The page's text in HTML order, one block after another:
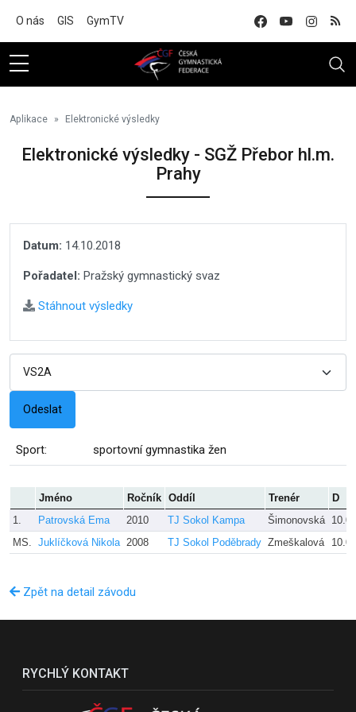
O nás GIS GymTV
Aplikace Elektronické výsledky
Elektronické výsledky - SGŽ Přebor hl.m.
Prahy
Datum: 14.10.2018
Pořadatel: Pražský gymnastický svaz
Stáhnout výsledky
Sport: sportovní gymnastika žen
Jméno Ročník Oddíl Trenér
D
1.
Patrovská Ema 2010 TJ Sokol Kampa Šimonovská
MS. Juklíčková Nikola 2008 TJ Sokol Poděbrady Zmeškalová
Zpět na detail závodu
RYCHLÝ KONTAKT